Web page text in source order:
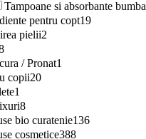
Tampoane si absorbante
pentru copt19
pielii2
/ Pronat1
copii20
1
8
bio curatenie136
cosmetice388